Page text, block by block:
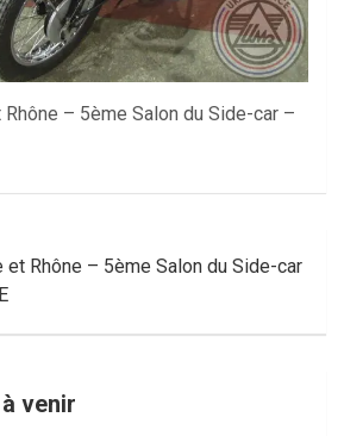
– 5ème Salon du Side-car –
et Rhône – 5ème Salon du Side-car
venir